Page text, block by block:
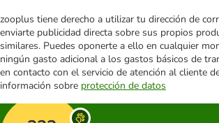
zooplus tiene derecho a utilizar tu dirección de
enviarte publicidad directa sobre sus propios
similares. Puedes oponerte a ello en cualquier
ningún gasto adicional a los gastos básicos de
en contacto con el servicio de atención al cliente
información sobre protección de datos